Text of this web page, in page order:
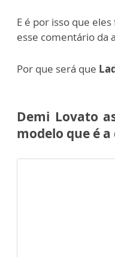
E é por isso que
esse comentário da
Por que será que
Demi Lovato
modelo que é